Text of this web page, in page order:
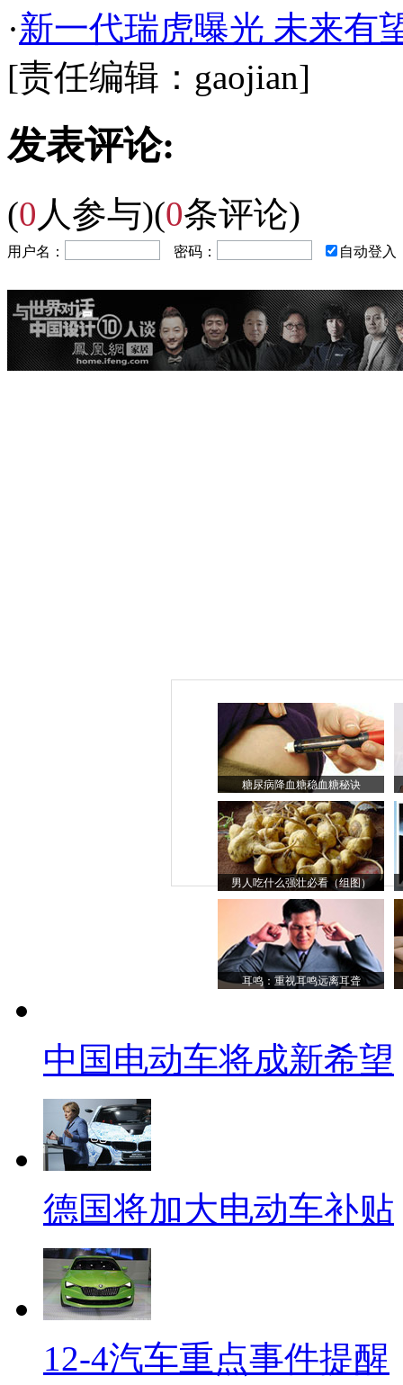
·新一代瑞虎曝光 未来有
[责任编辑：gaojian]
发表评论:
(0 人参与)(0条评论)
用户名： 密码： 自动登入
糖尿病降血糖稳血糖秘诀
男人吃什么强壮必看（组图）
耳鸣：重视耳鸣远离耳聋
中国电动车将成新希望
德国将加大电动车补贴
12-4汽车重点事件提醒